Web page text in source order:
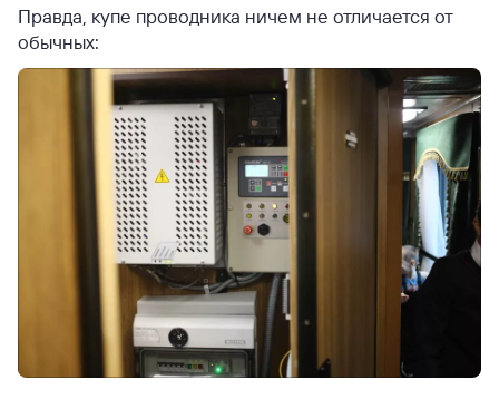
Правда, купе проводника ничем не отличается от
обычных: